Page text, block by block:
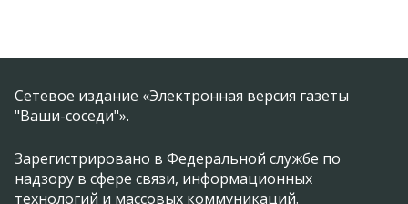
Сетевое издание «Электронная версия газеты
"Ваши-соседи"».
Зарегистрировано в Федеральной службе по
надзору в сфере связи, информационных
технологий и массовых коммуникаций.